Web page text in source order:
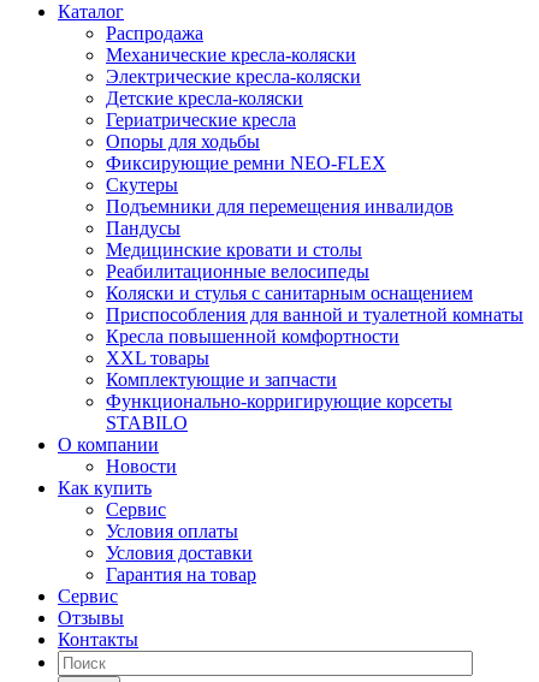
Каталог
Распродажа
Механические кресла-коляски
Электрические кресла-коляски
Детские кресла-коляски
Гериатрические кресла
Опоры для ходьбы
Фиксирующие ремни NEO-FLEX
Скутеры
Подъемники для перемещения инвалидов
Пандусы
Медицинские кровати и столы
Реабилитационные велосипеды
Коляски и стулья с санитарным оснащением
Приспособления для ванной и туалетной комнаты
Кресла повышенной комфортности
XXL товары
Комплектующие и запчасти
Функционально-корригирующие корсеты
STABILO
О компании
Новости
Как купить
Сервис
Условия оплаты
Условия доставки
Гарантия на товар
Сервис
Отзывы
Контакты